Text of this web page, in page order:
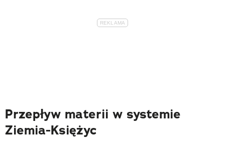
Przepływ materii w systemie
Ziemia-Księżyc